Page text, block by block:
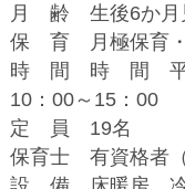
月 齢 生後6か月
保 育 月極保育・
時 間 時 間 平日
10：00～15：00
定 員 19名
保育士 有資格者（